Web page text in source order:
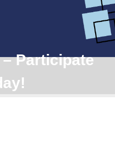
– Participate